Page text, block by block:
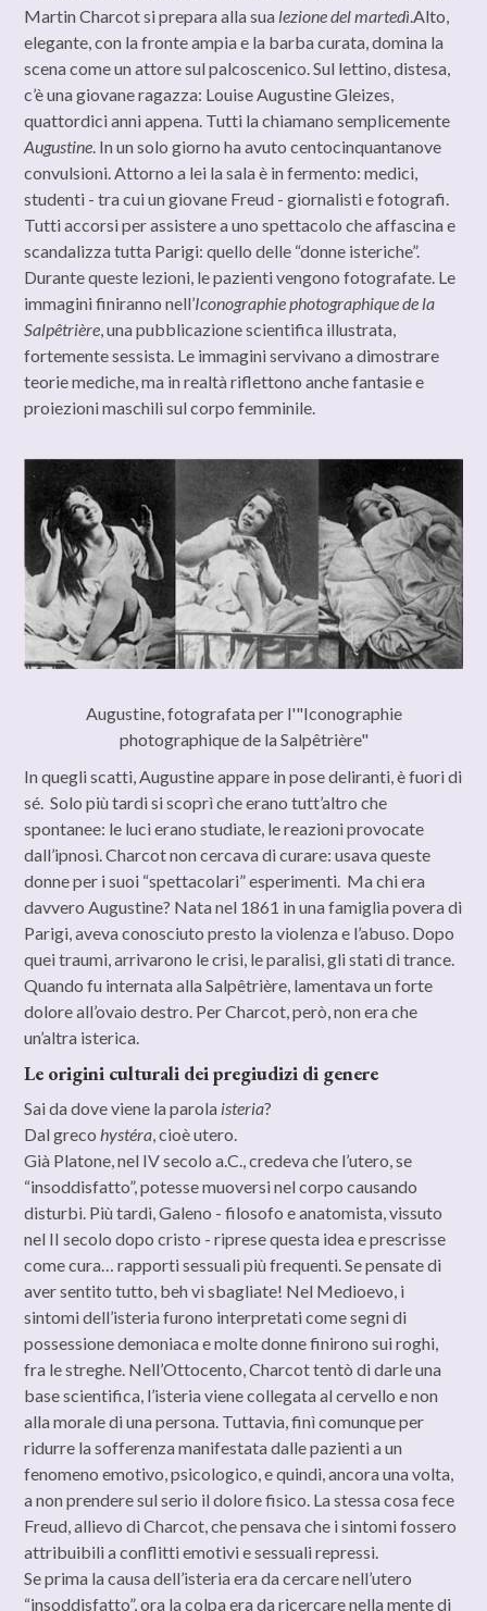
Martin Charcot si prepara alla sua lezione del martedì .Alto,
elegante, con la fronte ampia e la barba curata, domina la
scena come un attore sul palcoscenico. Sul lettino, distesa,
c’è una giovane ragazza: Louise Augustine Gleizes,
quattordici anni appena. Tutti la chiamano semplicemente
Augustine . In un solo giorno ha avuto centocinquantanove
convulsioni. Attorno a lei la sala è in fermento: medici,
studenti - tra cui un giovane Freud - giornalisti e fotografi.
Tutti accorsi per assistere a uno spettacolo che affascina e
scandalizza tutta Parigi: quello delle “donne isteriche”.
Durante queste lezioni, le pazienti vengono fotografate. Le
immagini finiranno nell’Iconographie photographique de la
Salpêtrière , una pubblicazione scientifica illustrata,
fortemente sessista. Le immagini servivano a dimostrare
teorie mediche, ma in realtà riflettono anche fantasie e
proiezioni maschili sul corpo femminile.
Augustine, fotografata per l'"Iconographie
photographique de la Salpêtrière"
In quegli scatti, Augustine appare in pose deliranti, è fuori di
sé. Solo più tardi si scoprì che erano tutt’altro che
spontanee: le luci erano studiate, le reazioni provocate
dall’ipnosi. Charcot non cercava di curare: usava queste
donne per i suoi “spettacolari” esperimenti. Ma chi era
davvero Augustine? Nata nel 1861 in una famiglia povera di
Parigi, aveva conosciuto presto la violenza e l’abuso. Dopo
quei traumi, arrivarono le crisi, le paralisi, gli stati di trance.
Quando fu internata alla Salpêtrière, lamentava un forte
dolore all’ovaio destro. Per Charcot, però, non era che
un’altra isterica.
Le origini culturali dei pregiudizi di genere
Sai da dove viene la parola isteria?
Dal greco hystéra , cioè utero.
Già Platone, nel IV secolo a.C., credeva che l’utero, se
“insoddisfatto”, potesse muoversi nel corpo causando
disturbi. Più tardi, Galeno - filosofo e anatomista, vissuto
nel II secolo dopo cristo - riprese questa idea e prescrisse
come cura… rapporti sessuali più frequenti. Se pensate di
aver sentito tutto, beh vi sbagliate! Nel Medioevo, i
sintomi dell’isteria furono interpretati come segni di
possessione demoniaca e molte donne finirono sui roghi,
fra le streghe. Nell’Ottocento, Charcot tentò di darle una
base scientifica, l’isteria viene collegata al cervello e non
alla morale di una persona. Tuttavia, finì comunque per
ridurre la sofferenza manifestata dalle pazienti a un
fenomeno emotivo, psicologico, e quindi, ancora una volta,
a non prendere sul serio il dolore fisico. La stessa cosa fece
Freud, allievo di Charcot, che pensava che i sintomi fossero
attribuibili a conflitti emotivi e sessuali repressi.
Se prima la causa dell’isteria era da cercare nell’utero
“insoddisfatto”, ora la colpa era da ricercare nella mente di